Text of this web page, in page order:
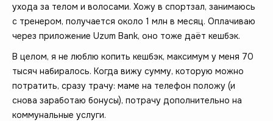
ухода за телом и волосами. Хожу в спортзал, занимаюсь
с тренером, получается около 1 млн в месяц. Оплачиваю
через приложение Uzum Bank, оно тоже даёт кешбэк.
В целом, я не люблю копить кешбэк, максимум у меня 70
тысяч набиралось. Когда вижу сумму, которую можно
потратить, сразу трачу: маме на телефон положу (и
снова заработаю бонусы), потрачу дополнительно на
коммунальные услуги.